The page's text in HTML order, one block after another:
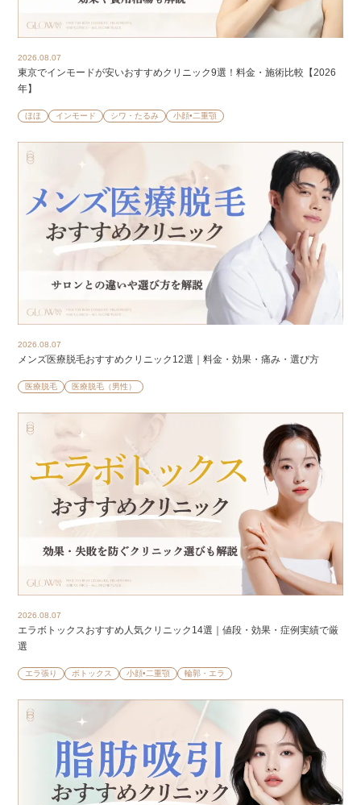
2026.08.07
東京でインモードが安いおすすめクリニック9選！料金・施術比較【2026
年】
ほほ インモード シワ・たるみ 小顔•二重顎
2026.08.07
メンズ医療脱毛おすすめクリニック12選｜料金・効果・痛み・選び方
医療脱毛 医療脱毛（男性）
2026.08.07
エラボトックスおすすめ人気クリニック14選｜値段・効果・症例実績で厳
選
エラ張り ボトックス 小顔•二重顎 輪郭・エラ